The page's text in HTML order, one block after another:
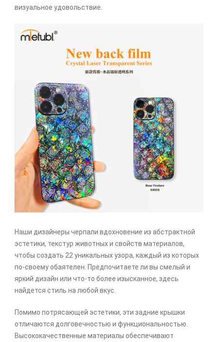
визуальное удовольствие.
Наши дизайнеры черпали вдохновение из абстрактной
эстетики, текстур животных и свойств материалов,
чтобы создать 22 уникальных узора, каждый из которых
по-своему обаятелен. Предпочитаете ли вы смелый и
яркий дизайн или что-то более изысканное, здесь
найдется стиль на любой вкус.
Помимо потрясающей эстетики, эти задние крышки
отличаются долговечностью и функциональностью.
Высококачественные материалы обеспечивают